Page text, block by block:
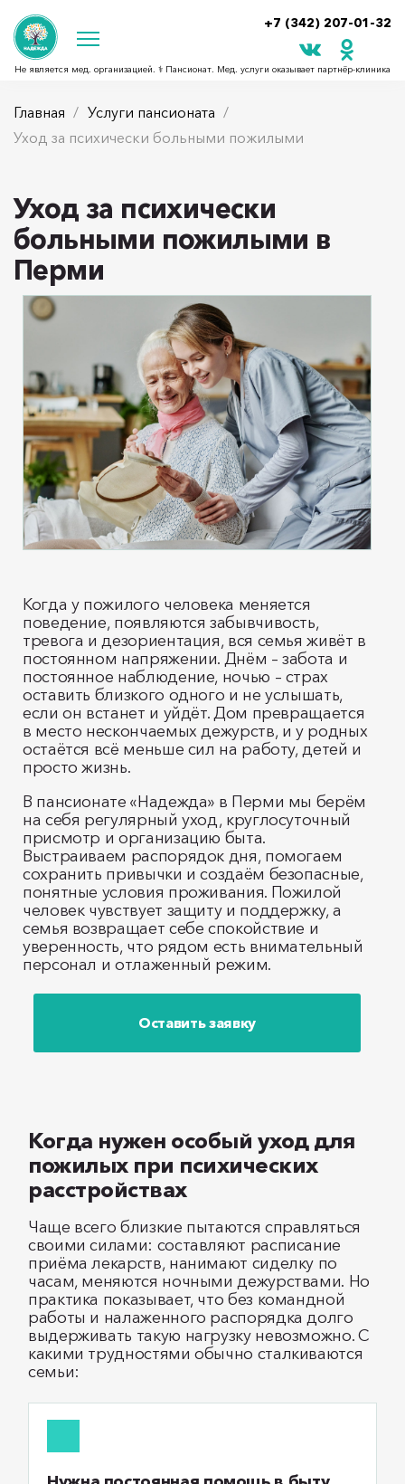
+7 (342) 207-01-32
Не является мед. организацией. ⚕ Пансионат. Мед. услуги оказывает партнёр‑клиника
Главная
Услуги пансионата
Уход за психически больными пожилыми
Уход за психически
больными пожилыми в
Перми
Когда у пожилого человека меняется
поведение, появляются забывчивость,
тревога и дезориентация, вся семья живёт в
постоянном напряжении. Днём – забота и
постоянное наблюдение, ночью – страх
оставить близкого одного и не услышать,
если он встанет и уйдёт. Дом превращается
в место нескончаемых дежурств, и у родных
остаётся всё меньше сил на работу, детей и
просто жизнь.
В пансионате «Надежда» в Перми мы берём
на себя регулярный уход, круглосуточный
присмотр и организацию быта.
Выстраиваем распорядок дня, помогаем
сохранить привычки и создаём безопасные,
понятные условия проживания. Пожилой
человек чувствует защиту и поддержку, а
семья возвращает себе спокойствие и
уверенность, что рядом есть внимательный
персонал и отлаженный режим.
Оставить заявку
Когда нужен особый уход для
пожилых при психических
расстройствах
Чаще всего близкие пытаются справляться
своими силами: составляют расписание
приёма лекарств, нанимают сиделку по
часам, меняются ночными дежурствами. Но
практика показывает, что без командной
работы и налаженного распорядка долго
выдерживать такую нагрузку невозможно. С
какими трудностями обычно сталкиваются
семьи: